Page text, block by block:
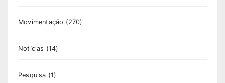
Movimentação (270)
Notícias (14)
Pesquisa (1)